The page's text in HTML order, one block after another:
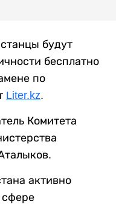
будут
бесплатно
по
Liter.kz.
Комитета
активно